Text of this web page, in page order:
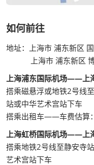
如何前往
地址：上海市 浦东新区
上海市 浦东新区 博
上海浦东国际机场——上
搭乘磁悬浮或地铁2号线
站或中华艺术宫站下车
搭乘出租车——车费估算
上海虹桥国际机场——上
搭乘地铁2号线至静安寺
艺术宫站下车